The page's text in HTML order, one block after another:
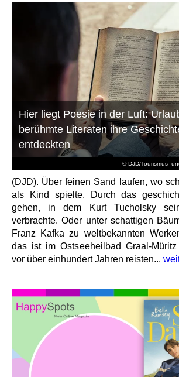
© DJD/Tourismus-
Hier liegt Poesie in der Luft:
berühmte Literaten ihre
entdeckten
(DJD). Über feinen Sand laufen, wo
als Kind spielte. Durch das
gehen, in dem Kurt Tucholsky
verbrachte. Oder unter schattigen
Franz Kafka zu weltbekannten
das ist im Ostseeheilbad Graal-
vor über einhundert Jahren reisten...